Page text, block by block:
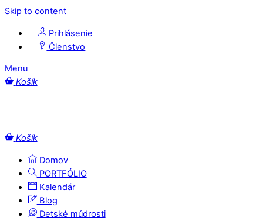
Skip to content
Prihlásenie
Členstvo
Menu
Košík
Košík
Domov
PORTFÓLIO
Kalendár
Blog
Detské múdrosti